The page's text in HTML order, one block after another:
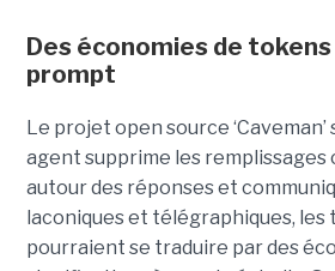
Des économies de
prompt
Le projet open source ‘Caveman’
agent supprime les
autour des réponses et
laconiques et télégraphiques,
pourraient se traduire par des